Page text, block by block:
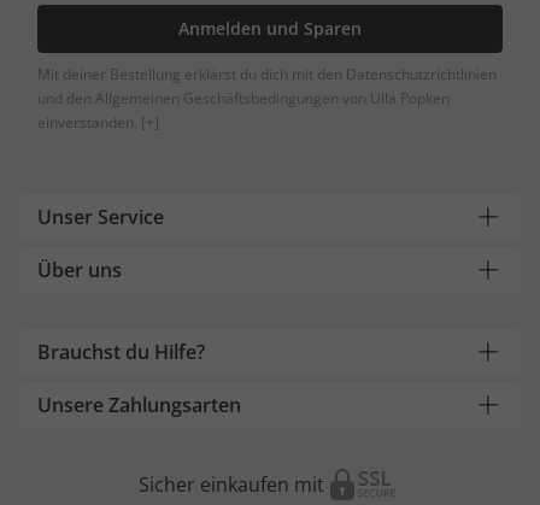
Anmelden und Sparen
Mit deiner Bestellung erklärst du dich mit den Datenschutzrichtlinien
und den Allgemeinen Geschäftsbedingungen von Ulla Popken
einverstanden. [+]
Unser Service
Über uns
Brauchst du Hilfe?
Unsere Zahlungsarten
Sicher einkaufen mit